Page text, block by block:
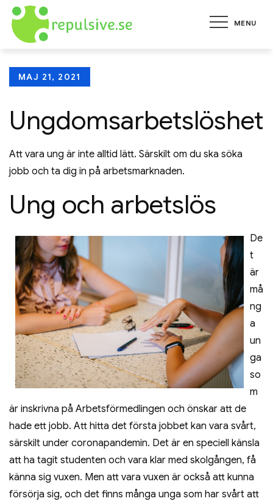
Skip
content
MENU
repulsive.se
Allt om hälsa, karriär, hem
Posted
MAJ 21, 2021
Ungdomsarbetslöshet
Att vara ung är inte alltid lätt. Särskilt om du ska söka
jobb och ta dig in på arbetsmarknaden.
Ung och arbetslös
De
t
är
må
ng
a
un
ga
so
m
är inskrivna på Arbetsförmedlingen och önskar att de
hade ett jobb. Att hitta det första jobbet kan vara svårt,
särskilt under coronapandemin. Det är en speciell känsla
att ha tagit studenten och vara klar med skolgången, få
känna sig vuxen. Men att vara vuxen är också att kunna
försörja sig, och det finns många unga som har svårt att